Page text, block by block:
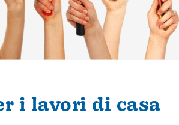
i lavori di casa